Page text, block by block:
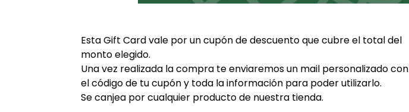
Esta Gift Card vale por un cupón de descuento que cubre el total del
monto elegido.
Una vez realizada la compra te enviaremos un mail personalizado con
el código de tu cupón y toda la información para poder utilizarlo.
Se canjea por cualquier producto de nuestra tienda.